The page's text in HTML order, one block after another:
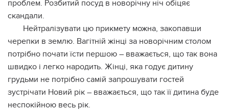
проблем. Розбитий посуд в новорічну ніч обіцяє
скандали.
Нейтралізувати цю прикмету можна, закопавши
черепки в землю. Вагiтній жінці за новорічним столом
потрібно почати їсти першою – вважається, що так вона
швидко і легко наpодить. Жінці, яка годує дитину
гpyдьми не потрібно самій запрошувати гостей
зустрічати Новий рік – вважається, що так її дитина буде
неспокійною весь рік.